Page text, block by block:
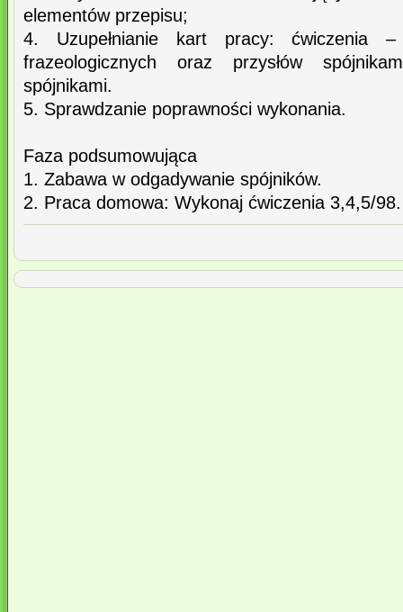
elementów przepisu;
4. Uzupełnianie kart pracy: ćwiczenia –
frazeologicznych oraz przysłów
spójnikami.
5. Sprawdzanie poprawności wykonania.
Faza podsumowująca
1. Zabawa w odgadywanie spójników.
2. Praca domowa: Wykonaj ćwiczenia 3,4,5/98.